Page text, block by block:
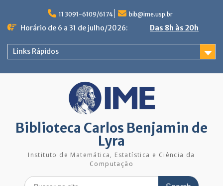
content
11 3091-6109/6174 bib@ime.usp.br
Horário de 6 a 31 de julho/2026: Das 8h às 20h
Links Rápidos
Biblioteca Carlos Benjamin de
Lyra
Instituto de Matemática, Estatística e Ciência da
Computação
Search